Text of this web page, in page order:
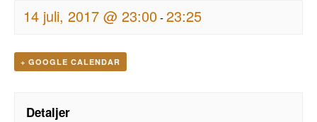
14 juli, 2017 @ 23:00-23:25
+ GOOGLE CALENDAR
Detaljer